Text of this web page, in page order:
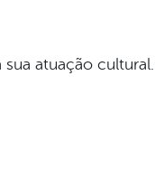
sua atuação cultural.